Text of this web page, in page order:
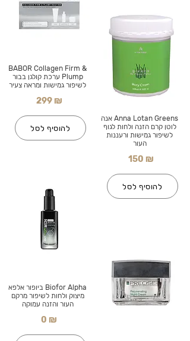
BABOR Collagen Firm &
Plump ערכת קולגן בבור
לשיפור גמישות ומראה צעיר
299 ₪
להוסיף לסל
Biofor Alpha ביופור אלפא
מיצוק ולחות לשיפור מרקם
העור והזנה עמוקה
0 ₪
Anna Lotan Greens אנה
לוטן קרם הזנה ולחות לגוף
לשיפור גמישות ורעננות
העור
150 ₪
להוסיף לסל